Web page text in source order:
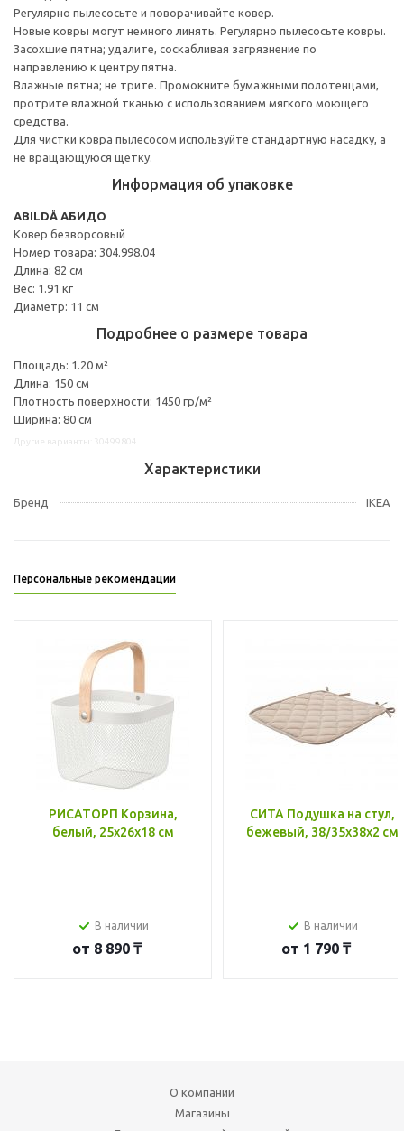
Регулярно пылесосьте и поворачивайте ковер.
Новые ковры могут немного линять. Регулярно пылесосьте ковры.
Засохшие пятна; удалите, соскабливая загрязнение по
направлению к центру пятна.
Влажные пятна; не трите. Промокните бумажными полотенцами,
протрите влажной тканью с использованием мягкого моющего
средства.
Для чистки ковра пылесосом используйте стандартную насадку, а
не вращающуюся щетку.
Информация об упаковке
ABILDÅ АБИДО
Ковер безворсовый
Номер товара: 304.998.04
Длина: 82 см
Вес: 1.91 кг
Диаметр: 11 см
Подробнее о размере товара
Площадь: 1.20 м²
Длина: 150 см
Плотность поверхности: 1450 гр/м²
Ширина: 80 см
Характеристики
Бренд IKEA
Персональные рекомендации
РИСАТОРП Корзина,
белый, 25x26x18 см
В наличии
от 8 890 ₸
СИТА Подушка на стул,
бежевый, 38/35x38x2 см
В наличии
от 1 790 ₸
О компании
Магазины